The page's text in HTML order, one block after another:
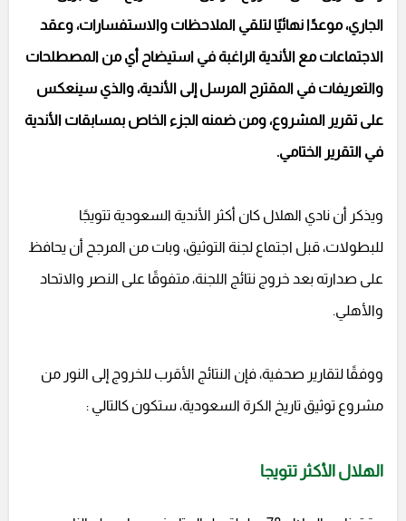
الجاري، موعدًا نهائيًا لتلقي الملاحظات والاستفسارات، وعقد
الاجتماعات مع الأندية الراغبة في استيضاح أي من المصطلحات
والتعريفات في المقترح المرسل إلى الأندية، والذي سينعكس
على تقرير المشروع، ومن ضمنه الجزء الخاص بمسابقات الأندية
في التقرير الختامي.
ويذكر أن نادي الهلال كان أكثر الأندية السعودية تتويجًا
للبطولات، قبل اجتماع لجنة التوثيق، وبات من المرجح أن يحافظ
على صدارته بعد خروج نتائج اللجنة، متفوقًا على النصر والاتحاد
والأهلي.
ووفقًا لتقارير صحفية، فإن النتائج الأقرب للخروج إلى النور من
مشروع توثيق تاريخ الكرة السعودية، ستكون كالتالي :
الهلال الأكثر تتويجا